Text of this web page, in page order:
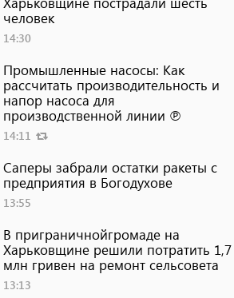
человек
14:30
Промышленные насосы: Как
рассчитать производительность и
напор насоса для
производственной линии ℗
14:11
Саперы забрали остатки ракеты с
предприятия в Богодухове
13:55
В приграничнойгромаде на
Харьковщине решили потратить 1,7
млн ​​гривен на ремонт сельсовета
13:13